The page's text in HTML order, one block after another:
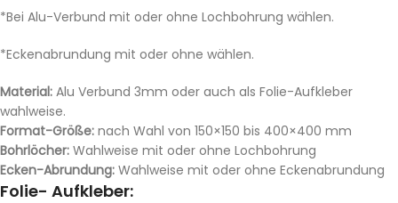
*Bei Alu-Verbund mit oder ohne Lochbohrung wählen.
*Eckenabrundung mit oder ohne wählen.
Material: Alu Verbund 3mm oder auch als Folie-Aufkleber
wahlweise.
Format-Größe: nach Wahl von 150×150 bis 400×400 mm
Bohrlöcher: Wahlweise mit oder ohne Lochbohrung
Ecken-Abrundung: Wahlweise mit oder ohne Eckenabrundung
Folie- Aufkleber: